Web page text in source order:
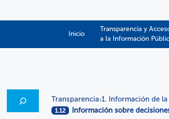
Inicio
Transparencia y
a la Información
Transparencia›1. Información de
1.12 Información sobre